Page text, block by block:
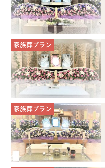
家族葬プラン
家族葬プラン